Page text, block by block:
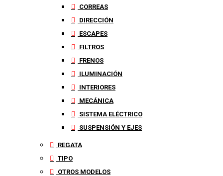
CORREAS
DIRECCIÓN
ESCAPES
FILTROS
FRENOS
ILUMINACIÓN
INTERIORES
MECÁNICA
SISTEMA ELÉCTRICO
SUSPENSIÓN Y EJES
REGATA
TIPO
OTROS MODELOS